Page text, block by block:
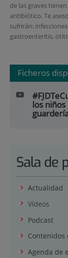
de las graves
antibiótico. Te
sufrirán:
gastroenteritis,
Ficheros
los
Sala de
Actualidad
Vídeos
Podcast
Contenidos
Agenda de